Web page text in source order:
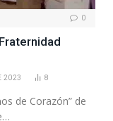
0
2023 8
de Corazón” de